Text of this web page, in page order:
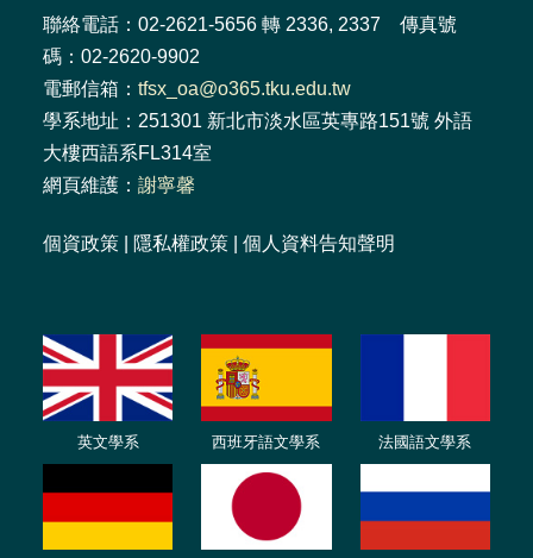
聯絡電話：02-2621-5656 轉 2336, 2337 傳真號
碼：02-2620-9902
電郵信箱： tfsx_oa@o365.tku.edu.tw
學系地址：251301 新北市淡水區英專路151號 外語
大樓西語系FL314室
網頁維護： 謝寧馨
個資政策 隱私權政策 個人資料告知聲明
英文學系 西班牙語文學系 法國語文學系